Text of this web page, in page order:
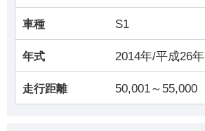
車種 S1
年式 2014年/平成26年
走行距離 50,001～55,000